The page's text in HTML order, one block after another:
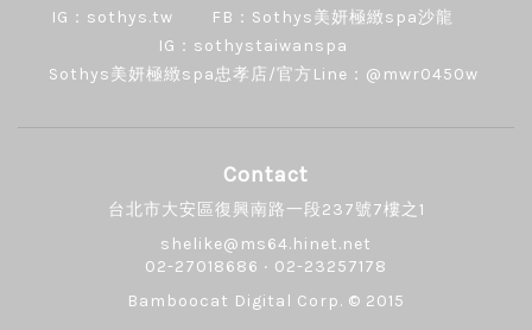
IG：sothys.tw
FB：Sothys美妍極緻spa沙龍
IG：sothystaiwanspa
Sothys美妍極緻spa忠孝店/官方Line：@mwr0450w
Contact
台北市大安區復興南路一段237號7樓之1
shelike@ms64.hinet.net
02-27018686 ‧ 02-23257178
Bamboocat Digital Corp. © 2015